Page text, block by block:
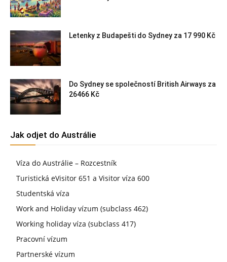
Letenky z Budapešti do Sydney za 17 990 Kč
Do Sydney se společností British Airways za
26466 Kč
Jak odjet do Austrálie
Víza do Austrálie – Rozcestník
Turistická eVisitor 651 a Visitor víza 600
Studentská víza
Work and Holiday vízum (subclass 462)
Working holiday víza (subclass 417)
Pracovní vízum
Partnerské vízum